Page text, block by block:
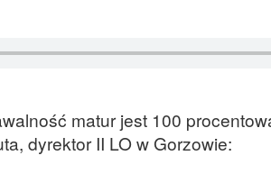
matur jest 100
dyrektor II LO w Gorzowie: